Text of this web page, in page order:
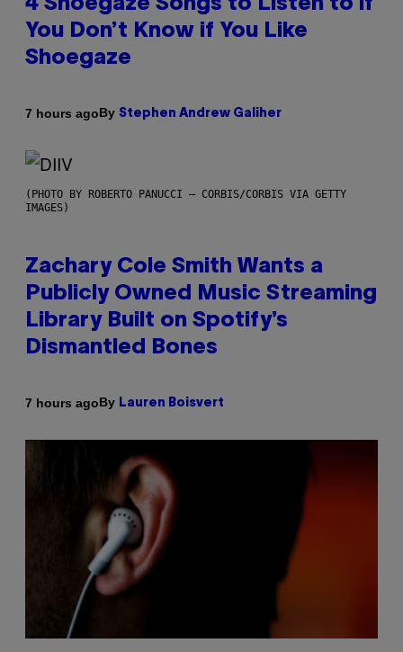
4 Shoegaze Songs to Listen to if
You Don’t Know if You Like
Shoegaze
7 hours agoBy Stephen Andrew Galiher
(PHOTO BY ROBERTO PANUCCI – CORBIS/CORBIS VIA GETTY
IMAGES)
Zachary Cole Smith Wants a
Publicly Owned Music Streaming
Library Built on Spotify’s
Dismantled Bones
7 hours agoBy Lauren Boisvert